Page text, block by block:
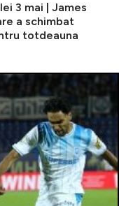
3 mai | James
a schimbat
totdeauna